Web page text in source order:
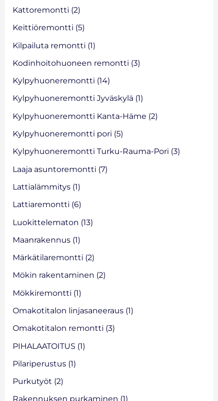
Kattoremontti (2)
Keittiöremontti (5)
Kilpailuta remontti (1)
Kodinhoitohuoneen remontti (3)
Kylpyhuoneremontti (14)
Kylpyhuoneremontti Jyväskylä (1)
Kylpyhuoneremontti Kanta-Häme (2)
Kylpyhuoneremontti pori (5)
Kylpyhuoneremontti Turku-Rauma-Pori (3)
Laaja asuntoremontti (7)
Lattialämmitys (1)
Lattiaremontti (6)
Luokittelematon (13)
Maanrakennus (1)
Märkätilaremontti (2)
Mökin rakentaminen (2)
Mökkiremontti (1)
Omakotitalon linjasaneeraus (1)
Omakotitalon remontti (3)
PIHALAATOITUS (1)
Pilariperustus (1)
Purkutyöt (2)
Rakennuksen purkaminen (1)